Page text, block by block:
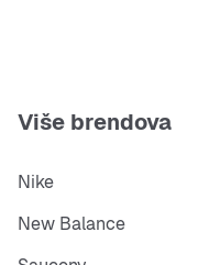
Više brendova
Nike
New Balance